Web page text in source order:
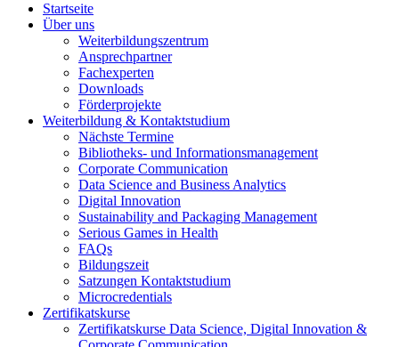
Startseite
Über uns
Weiterbildungszentrum
Ansprechpartner
Fachexperten
Downloads
Förderprojekte
Weiterbildung & Kontaktstudium
Nächste Termine
Bibliotheks- und Informationsmanagement
Corporate Communication
Data Science and Business Analytics
Digital Innovation
Sustainability and Packaging Management
Serious Games in Health
FAQs
Bildungszeit
Satzungen Kontaktstudium
Microcredentials
Zertifikatskurse
Zertifikatskurse Data Science, Digital Innovation &